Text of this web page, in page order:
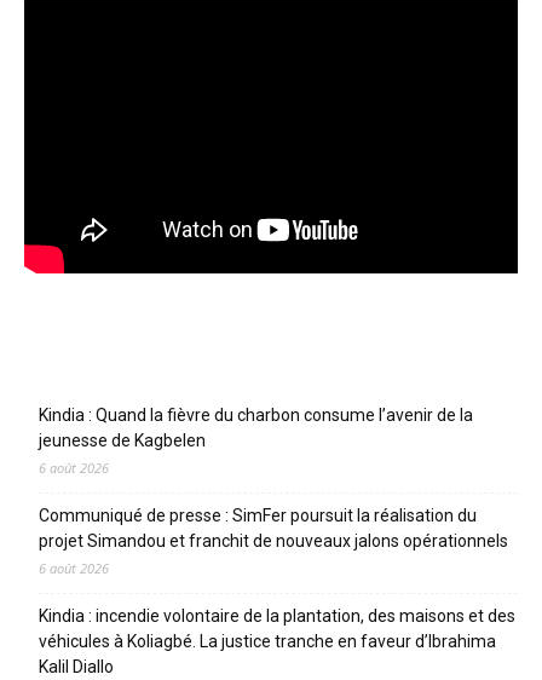
Kindia : Quand la fièvre du charbon consume l’avenir de la
jeunesse de Kagbelen
6 août 2026
Communiqué de presse : SimFer poursuit la réalisation du
projet Simandou et franchit de nouveaux jalons opérationnels
6 août 2026
Kindia : incendie volontaire de la plantation, des maisons et des
véhicules à Koliagbé. La justice tranche en faveur d’Ibrahima
Kalil Diallo